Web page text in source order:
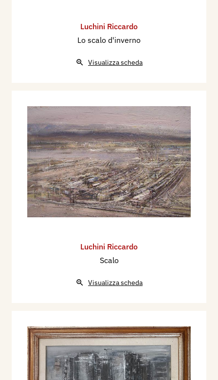
Luchini Riccardo
Lo scalo d'inverno
Visualizza scheda
Luchini Riccardo
Scalo
Visualizza scheda